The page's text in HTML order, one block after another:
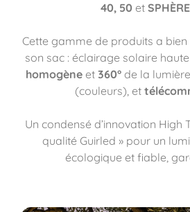
40, 50 et
Cette gamme de produits a bien
son sac : éclairage solaire
homogène et 360° de la
(couleurs), et
Un condensé d’innovation High
qualité Guirled » pour un
écologique et fiable,